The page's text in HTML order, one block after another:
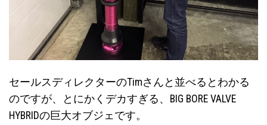
セールスディレクターのTimさんと並べるとわかる
のですが、とにかくデカすぎる、BIG BORE VALVE
HYBRIDの巨大オブジェです。